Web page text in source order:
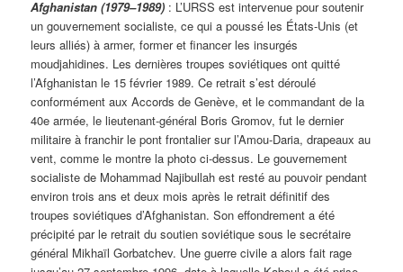
Afghanistan (1979–1989) : L’URSS est intervenue pour soutenir
un gouvernement socialiste, ce qui a poussé les États-Unis (et
leurs alliés) à armer, former et financer les insurgés
moudjahidines. Les dernières troupes soviétiques ont quitté
l’Afghanistan le 15 février 1989. Ce retrait s’est déroulé
conformément aux Accords de Genève, et le commandant de la
40e armée, le lieutenant-général Boris Gromov, fut le dernier
militaire à franchir le pont frontalier sur l’Amou-Daria, drapeaux au
vent, comme le montre la photo ci-dessus. Le gouvernement
socialiste de Mohammad Najibullah est resté au pouvoir pendant
environ trois ans et deux mois après le retrait définitif des
troupes soviétiques d’Afghanistan. Son effondrement a été
précipité par le retrait du soutien soviétique sous le secrétaire
général Mikhaïl Gorbatchev. Une guerre civile a alors fait rage